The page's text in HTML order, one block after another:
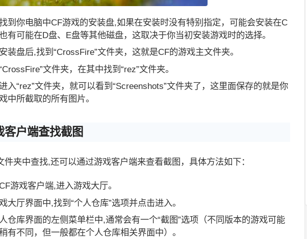
到你电脑中CF游戏的安装盘,如果在安装时没有特别指定，可能会安装在C
有可能在D盘、E盘等其他磁盘，这取决于你当初安装游戏时的选择。
装盘后,找到“CrossFire”文件夹，这就是CF的游戏主文件夹。
文件夹，在其中找到“rez”文件夹。
入“rez”文件夹，就可以看到“Screenshots”文件夹了，这里面保存的就是你
中所截取的所有图片。
客户端查找截图
件夹中查找,还可以通过游戏客户端来查看截图，具体方法如下：
游戏客户端,进入游戏大厅。
大厅界面中,找到“个人仓库”选项并点击进入。
仓库界面的左侧菜单栏中,通常会有一个“截图”选项（不同版本的游戏可能
有不同，但一般都在个人仓库相关界面中）。